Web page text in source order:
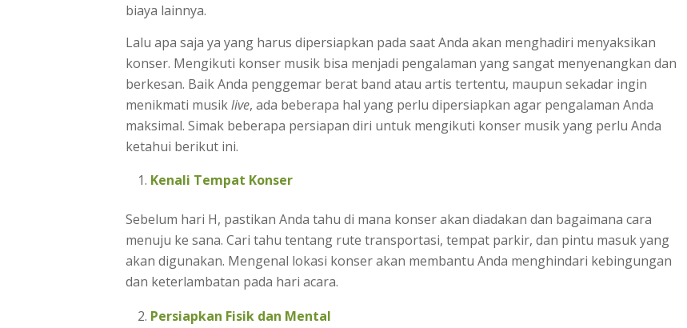
biaya lainnya.
Lalu apa saja ya yang harus dipersiapkan pada saat Anda akan menghadiri menyaksikan
konser. Mengikuti konser musik bisa menjadi pengalaman yang sangat menyenangkan dan
berkesan. Baik Anda penggemar berat band atau artis tertentu, maupun sekadar ingin
menikmati musiklive, ada beberapa hal yang perlu dipersiapkan agar pengalaman Anda
maksimal. Simak beberapa persiapan diri untuk mengikuti konser musik yang perlu Anda
ketahui berikut ini.
Kenali Tempat Konser
Sebelum hari H, pastikan Anda tahu di mana konser akan diadakan dan bagaimana cara
menuju ke sana. Cari tahu tentang rute transportasi, tempat parkir, dan pintu masuk yang
akan digunakan. Mengenal lokasi konser akan membantu Anda menghindari kebingungan
dan keterlambatan pada hari acara.
Persiapkan Fisik dan Mental